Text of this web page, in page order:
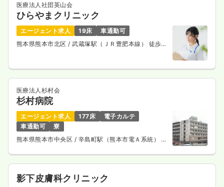
医療法人社団英山会
ひらやまクリニック
エージェント求人 19床
車通勤可
熊本県熊本市北区 / 武蔵塚駅（ＪＲ豊肥本線） 徒歩15
医療法人杉村会
杉村病院
エージェント求人 177床
電子カルテ
車通勤可
寮
熊本県熊本市中央区 / 辛島町駅（熊本市電Ａ系統） 徒
影下皮膚科クリニック